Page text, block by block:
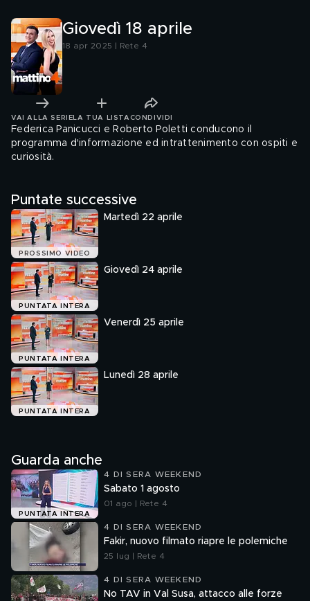
Giovedì 18 aprile
18 apr 2025 | Rete 4
VAI ALLA SERIE LA TUA LISTA CONDIVIDI
Federica Panicucci e Roberto Poletti conducono il
programma d'informazione ed intrattenimento con ospiti e
curiosità.
Puntate successive
PROSSIMO VIDEO
Martedì 22 aprile
PUNTATA INTERA
Giovedì 24 aprile
PUNTATA INTERA
Venerdì 25 aprile
PUNTATA INTERA
Lunedì 28 aprile
Guarda anche
PUNTATA INTERA
4 DI SERA WEEKEND
Sabato 1 agosto
01 ago | Rete 4
4 DI SERA WEEKEND
Fakir, nuovo filmato riapre le polemiche
25 lug | Rete 4
4 DI SERA WEEKEND
No TAV in Val Susa, attacco alle forze